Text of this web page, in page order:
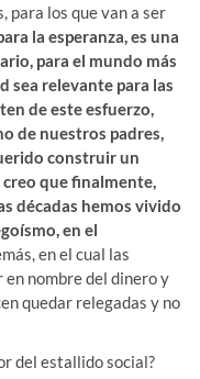
para los que van a ser
la esperanza, es una
para el mundo más
sea relevante para las
de este esfuerzo,
de nuestros padres,
construir un
que finalmente,
décadas hemos vivido
en el
en el cual las
en nombre del dinero y
quedar relegadas y no
del estallido social?